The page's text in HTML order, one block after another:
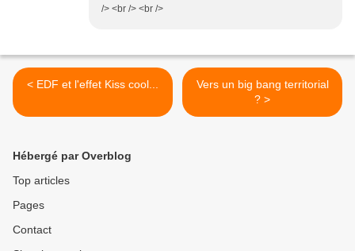
/> <br /> <br />
< EDF et l'effet Kiss cool...
Vers un big bang territorial
? >
Hébergé par Overblog
Top articles
Pages
Contact